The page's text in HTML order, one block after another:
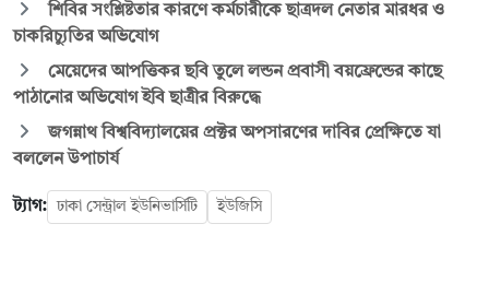
শিবির সংশ্লিষ্টতার কারণে কর্মচারীকে ছাত্রদল নেতার মারধর ও
চাকরিচ্যুতির অভিযোগ
মেয়েদের আপত্তিকর ছবি তুলে লন্ডন প্রবাসী বয়ফ্রেন্ডের কাছে
পাঠানোর অভিযোগ ইবি ছাত্রীর বিরুদ্ধে
জগন্নাথ বিশ্ববিদ্যালয়ের প্রক্টর অপসারণের দাবির প্রেক্ষিতে যা
বললেন উপাচার্য
ট্যাগ: ঢাকা সেন্ট্রাল ইউনিভার্সিটি ইউজিসি